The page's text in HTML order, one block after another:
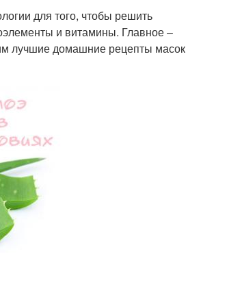
для того, чтобы решить
и витамины. Главное –
лучшие домашние рецепты масок